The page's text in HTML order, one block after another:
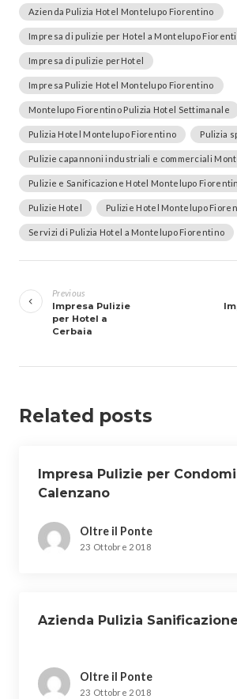
Azienda Pulizia Hotel Montelupo Fiorentino
Impresa di pulizie per Hotel a Montelupo
Impresa di pulizie perHotel
Impresa Pulizie Hotel Montelupo Fiorentino
Montelupo Fiorentino Pulizia Hotel Settimanale
Pulizia Hotel Montelupo Fiorentino Pulizia
Pulizie capannoni industriali e commerciali
Pulizie e Sanificazione Hotel Montelupo
Pulizie Hotel Pulizie Hotel Montelupo
Servizi di Pulizia Hotel a Montelupo Fiorentino
articoli
Previous
Impresa Pulizie
per Hotel a
Cerbaia
Related posts
Impresa Pulizie per
Calenzano
Oltre il Ponte
23 Ottobre 2018
Azienda Pulizia
Oltre il Ponte
23 Ottobre 2018